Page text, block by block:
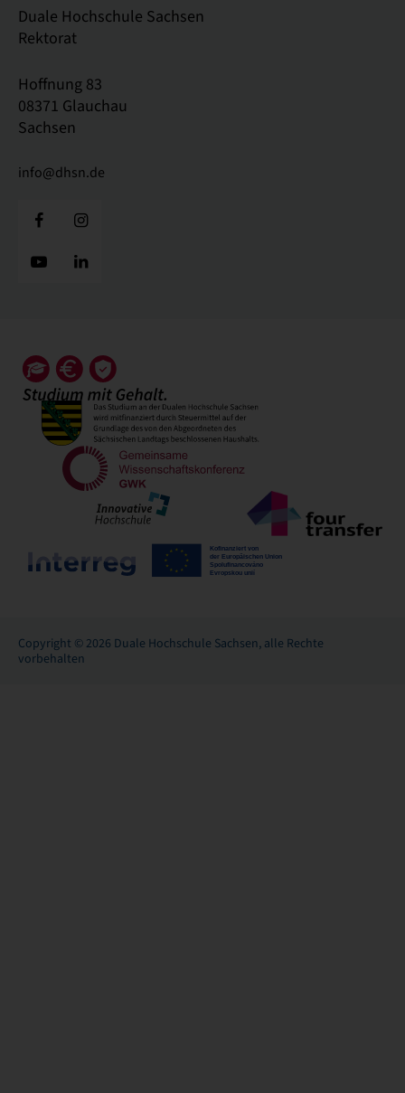
Duale Hochschule Sachsen
Rektorat
Hoffnung 83
08371 Glauchau
Sachsen
info@dhsn.de
Copyright © 2026 Duale Hochschule Sachsen, alle Rechte
vorbehalten